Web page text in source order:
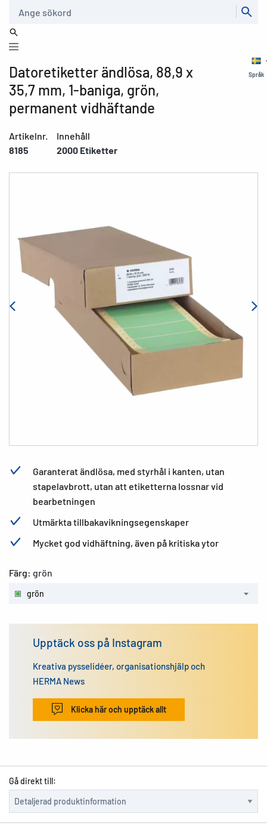
Språk
Datoretiketter ändlösa, 88,9 x
35,7 mm, 1-baniga, grön,
permanent vidhäftande
Artikelnr.
8185
Innehåll
2000 Etiketter
Garanterat ändlösa, med styrhål i kanten, utan
stapelavbrott, utan att etiketterna lossnar vid
bearbetningen
Utmärkta tillbakavikningsegenskaper
Mycket god vidhäftning, även på kritiska ytor
Färg: grön
grön
Upptäck oss på Instagram
Kreativa pysselidéer, organisationshjälp och
HERMA News
Klicka här och upptäck allt
Gå direkt till: